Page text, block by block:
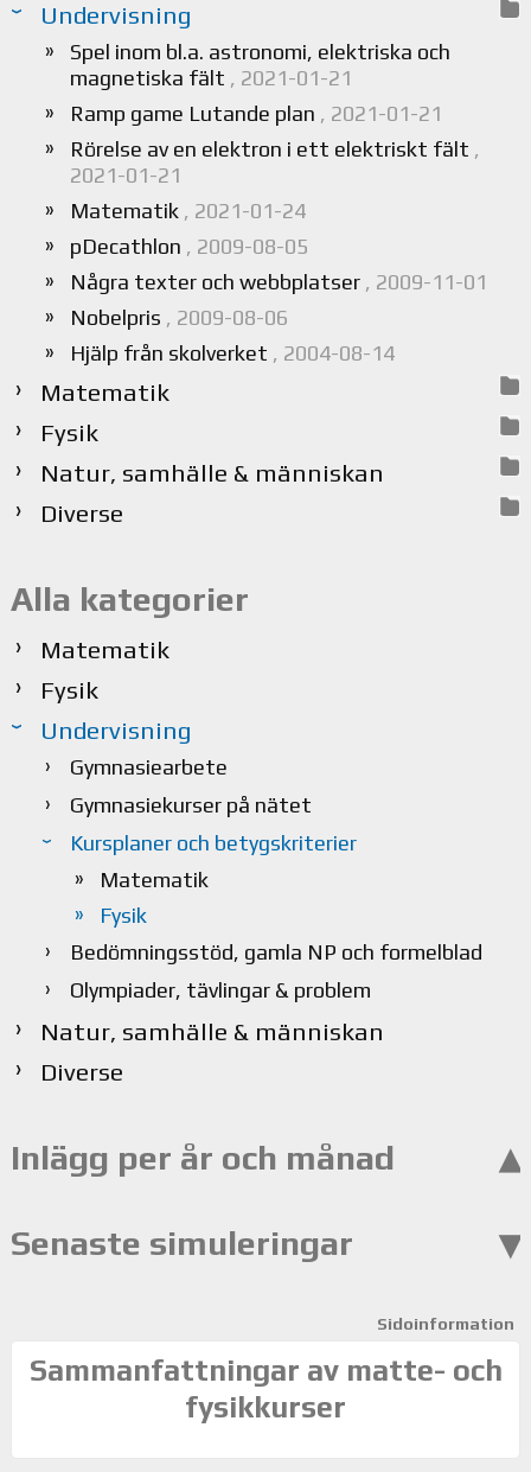
Undervisning
Spel inom bl.a. astronomi, elektriska och
magnetiska fält , 2021-01-21
Ramp game Lutande plan , 2021-01-21
Rörelse av en elektron i ett elektriskt fält ,
2021-01-21
Matematik , 2021-01-24
pDecathlon , 2009-08-05
Några texter och webbplatser , 2009-11-01
Nobelpris , 2009-08-06
Hjälp från skolverket , 2004-08-14
Matematik
Fysik
Natur, samhälle & människan
Diverse
Alla kategorier
Matematik
Fysik
Undervisning
Gymnasiearbete
Gymnasiekurser på nätet
Kursplaner och betygskriterier
Matematik
Fysik
Bedömningsstöd, gamla NP och formelblad
Olympiader, tävlingar & problem
Natur, samhälle & människan
Diverse
Inlägg per år och månad
Senaste simuleringar
Sidoinformation
Sammanfattningar av matte- och
fysikkurser